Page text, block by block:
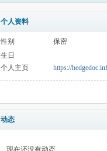
个人资料
性别
保密
生日
个人主页
https://
动态
现在还没有动态